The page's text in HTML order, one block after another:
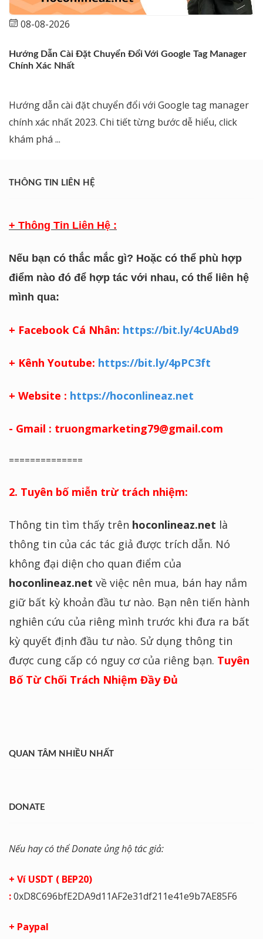
08-08-2026
Hướng Dẫn Cài Đặt Chuyển Đổi Với Google Tag Manager
Chính Xác Nhất
Hướng dẫn cài đặt chuyển đổi với Google tag manager
chính xác nhất 2023. Chi tiết từng bước dễ hiểu, click
khám phá ...
THÔNG TIN LIÊN HỆ
+ Thông Tin Liên Hệ :
Nếu bạn có thắc mắc gì? Hoặc có thể phù hợp
điểm nào đó để hợp tác với nhau, có thể liên hệ
mình qua:
+ Facebook Cá Nhân: https://bit.ly/4cUAbd9
+ Kênh Youtube: https://bit.ly/4pPC3ft
+ Website : https://hoconlineaz.net
- Gmail : truongmarketing79@gmail.com
==============
2. Tuyên bố miễn trừ trách nhiệm:
Thông tin tìm thấy trên hoconlineaz.net là
thông tin của các tác giả được trích dẫn. Nó
không đại diện cho quan điểm của
hoconlineaz.net về việc nên mua, bán hay nắm
giữ bất kỳ khoản đầu tư nào. Bạn nên tiến hành
nghiên cứu của riêng mình trước khi đưa ra bất
kỳ quyết định đầu tư nào. Sử dụng thông tin
được cung cấp có nguy cơ của riêng bạn. Tuyên
Bố Từ Chối Trách Nhiệm Đầy Đủ
QUAN TÂM NHIỀU NHẤT
DONATE
Nếu hay có thể Donate ủng hộ tác giả:
+ Ví USDT ( BEP20)
:0xD8C696bfE2DA9d11AF2e31df211e41e9b7AE85F6
+ Paypal